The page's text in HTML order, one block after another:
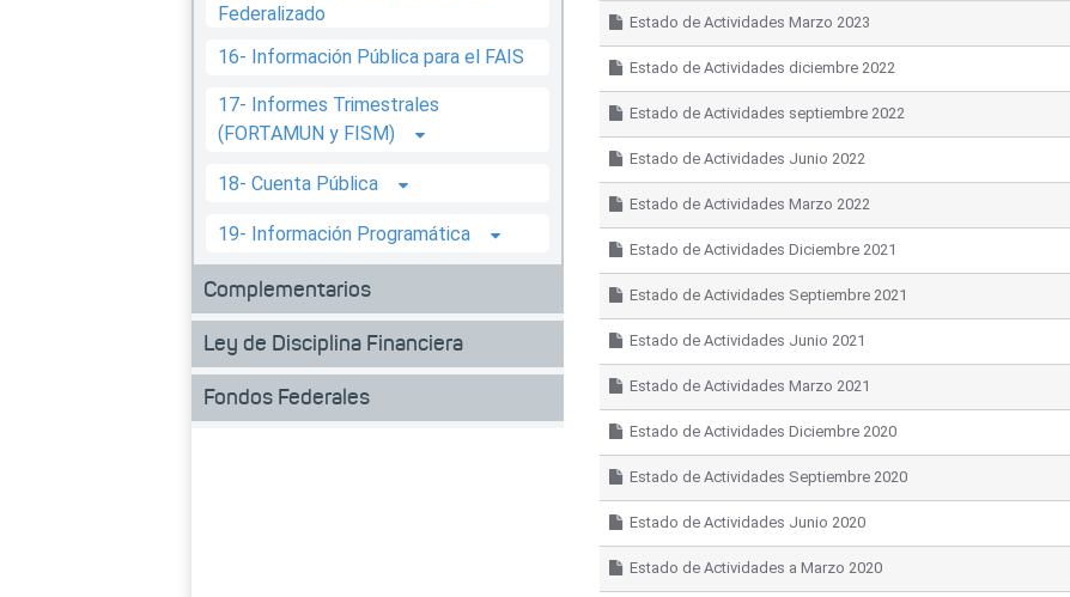
Federalizado
16- Información Pública para el FAIS
17- Informes Trimestrales
(FORTAMUN y FISM)
18- Cuenta Pública
19- Información Programática
Complementarios
Ley de Disciplina Financiera
Fondos Federales
Estado de Actividades Marzo 2023
Estado de Actividades diciembre 2022
Estado de Actividades septiembre 2022
Estado de Actividades Junio 2022
Estado de Actividades Marzo 2022
Estado de Actividades Diciembre 2021
Estado de Actividades Septiembre 2021
Estado de Actividades Junio 2021
Estado de Actividades Marzo 2021
Estado de Actividades Diciembre 2020
Estado de Actividades Septiembre 2020
Estado de Actividades Junio 2020
Estado de Actividades a Marzo 2020